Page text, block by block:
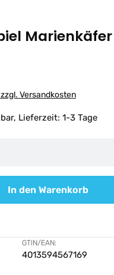
Versandkosten
Lieferzeit: 1-3 Tage
Gib den
In den Warenkorb
GTIN/EAN:
4013594567169